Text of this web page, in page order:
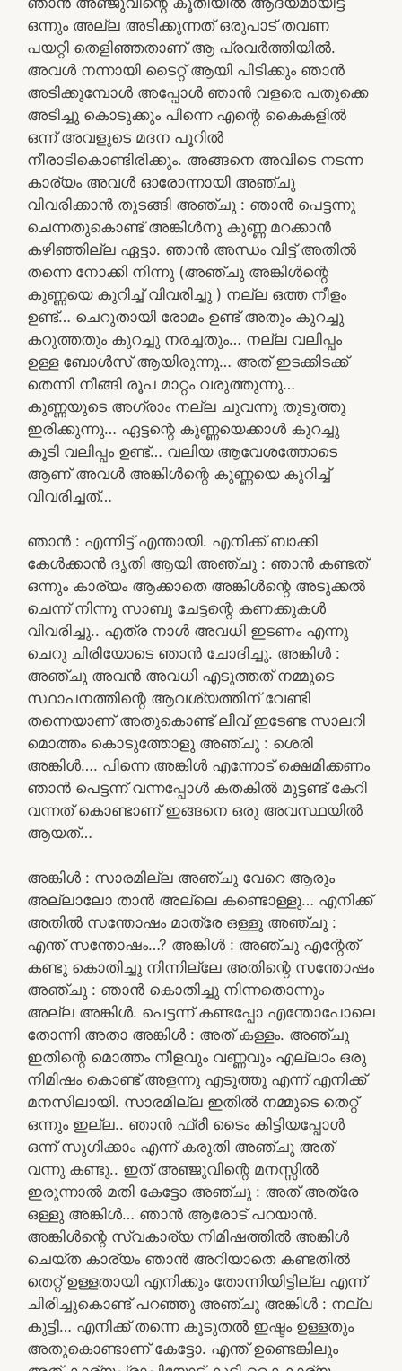
ഒന്നും അല്ല അടിക്കുന്നത് ഒരുപാട് തവണ
പയറ്റി തെളിഞ്ഞതാണ് ആ പ്രവർത്തിയിൽ.
അവൾ നന്നായി ടൈറ്റ് ആയി പിടിക്കും ഞാൻ
അടിക്കുമ്പോൾ അപ്പോൾ ഞാൻ വളരെ പതുക്കെ
അടിച്ചു കൊടുക്കും പിന്നെ എന്റെ കൈകളിൽ
ഒന്ന് അവളുടെ മദന പൂറിൽ
നീരാടികൊണ്ടിരിക്കും. അങ്ങനെ അവിടെ നടന്ന
കാര്യം അവൾ ഓരോന്നായി അഞ്ചു
വിവരിക്കാൻ തുടങ്ങി അഞ്ചു : ഞാൻ പെട്ടന്നു
ചെന്നതുകൊണ്ട് അങ്കിൾനു കുണ്ണ മറക്കാൻ
കഴിഞ്ഞില്ല ഏട്ടാ. ഞാൻ അന്ധം വിട്ട് അതിൽ
തന്നെ നോക്കി നിന്നു (അഞ്ചു അങ്കിൾന്റെ
കുണ്ണയെ കുറിച്ച് വിവരിച്ചു ) നല്ല ഒത്ത നീളം
ഉണ്ട്… ചെറുതായി രോമം ഉണ്ട് അതും കുറച്ചു
കറുത്തതും കുറച്ചു നരച്ചതും… നല്ല വലിപ്പം
ഉള്ള ബോൾസ് ആയിരുന്നു… അത് ഇടക്കിടക്ക്
തെന്നി നീങ്ങി രൂപ മാറ്റം വരുത്തുന്നു…
കുണ്ണയുടെ അഗ്രാം നല്ല ചുവന്നു തുടുത്തു
ഇരിക്കുന്നു… ഏട്ടന്റെ കുണ്ണയെക്കാൾ കുറച്ചു
കൂടി വലിപ്പം ഉണ്ട്… വലിയ ആവേശത്തോടെ
ആണ് അവൾ അങ്കിൾന്റെ കുണ്ണയെ കുറിച്ച്
വിവരിച്ചത്…
ഞാൻ : എന്നിട്ട് എന്തായി. എനിക്ക് ബാക്കി
കേൾക്കാൻ ദൃതി ആയി അഞ്ചു : ഞാൻ കണ്ടത്
ഒന്നും കാര്യം ആക്കാതെ അങ്കിൾന്റെ അടുക്കൽ
ചെന്ന് നിന്നു സാബു ചേട്ടന്റെ കണക്കുകൾ
വിവരിച്ചു.. എത്ര നാൾ അവധി ഇടണം എന്നു
ചെറു ചിരിയോടെ ഞാൻ ചോദിച്ചു. അങ്കിൾ :
അഞ്ചു അവൻ അവധി എടുത്തത് നമ്മുടെ
സ്ഥാപനത്തിന്റെ ആവശ്യത്തിന് വേണ്ടി
തന്നെയാണ് അതുകൊണ്ട് ലീവ് ഇടേണ്ട സാലറി
മൊത്തം കൊടുത്തോളു അഞ്ചു : ശെരി
അങ്കിൾ…. പിന്നെ അങ്കിൾ എന്നോട് ക്ഷെമിക്കണം
ഞാൻ പെട്ടന്ന് വന്നപ്പോൾ കതകിൽ മുട്ടണ്ട് കേറി
വന്നത് കൊണ്ടാണ് ഇങ്ങനെ ഒരു അവസ്ഥയിൽ
ആയത്…
അങ്കിൾ : സാരമില്ല അഞ്ചു വേറെ ആരും
അല്ലാലോ താൻ അല്ലെ കണ്ടൊള്ളു… എനിക്ക്
അതിൽ സന്തോഷം മാത്രേ ഒള്ളു അഞ്ചു :
എന്ത് സന്തോഷം…? അങ്കിൾ : അഞ്ചു എന്റേത്
കണ്ടു കൊതിച്ചു നിന്നില്ലേ അതിന്റെ സന്തോഷം
അഞ്ചു : ഞാൻ കൊതിച്ചു നിന്നതൊന്നും
അല്ല അങ്കിൾ. പെട്ടന്ന് കണ്ടപ്പോ എന്തോപോലെ
തോന്നി അതാ അങ്കിൾ : അത് കള്ളം. അഞ്ചു
ഇതിന്റെ മൊത്തം നീളവും വണ്ണവും എല്ലാം ഒരു
നിമിഷം കൊണ്ട് അളന്നു എടുത്തു എന്ന് എനിക്ക്
മനസിലായി. സാരമില്ല ഇതിൽ നമ്മുടെ തെറ്റ്
ഒന്നും ഇല്ല.. ഞാൻ ഫ്രീ ടൈം കിട്ടിയപ്പോൾ
ഒന്ന് സുഗിക്കാം എന്ന് കരുതി അഞ്ചു അത്
വന്നു കണ്ടു.. ഇത് അഞ്ജുവിന്റെ മനസ്സിൽ
ഇരുന്നാൽ മതി കേട്ടോ അഞ്ചു : അത് അത്രേ
ഒള്ളു അങ്കിൾ… ഞാൻ ആരോട് പറയാൻ.
അങ്കിൾന്റെ സ്വകാര്യ നിമിഷത്തിൽ അങ്കിൾ
ചെയ്ത കാര്യം ഞാൻ അറിയാതെ കണ്ടതിൽ
തെറ്റ് ഉള്ളതായി എനിക്കും തോന്നിയിട്ടില്ല എന്ന്
ചിരിച്ചുകൊണ്ട് പറഞ്ഞു അഞ്ചു അങ്കിൾ : നല്ല
കുട്ടി… എനിക്ക് തന്നെ കൂടുതൽ ഇഷ്ടം ഉള്ളതും
അതുകൊണ്ടാണ് കേട്ടോ. എന്ത് ഉണ്ടെങ്കിലും